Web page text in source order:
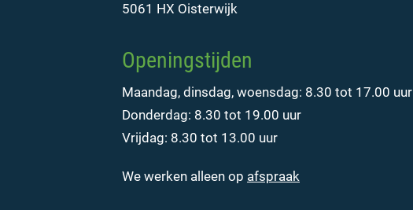
5061 HX Oisterwijk
Openingstijden
Maandag, dinsdag, woensdag: 8.30 tot 17.00 uur
Donderdag: 8.30 tot 19.00 uur
Vrijdag: 8.30 tot 13.00 uur
We werken alleen op afspraak